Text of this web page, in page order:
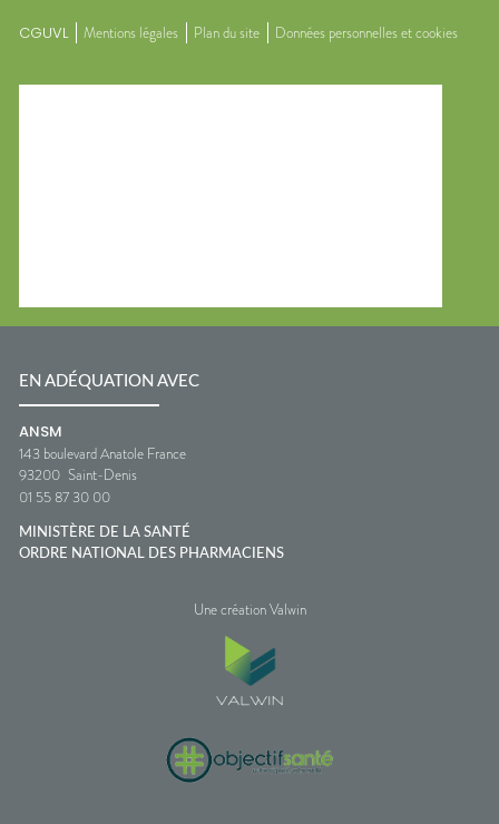
CGUVL Mentions légales Plan du site Données personnelles et cookies
EN ADÉQUATION AVEC
ANSM
143 boulevard Anatole France
93200 Saint-Denis
01 55 87 30 00
MINISTÈRE DE LA SANTÉ
ORDRE NATIONAL DES PHARMACIENS
Une création Valwin